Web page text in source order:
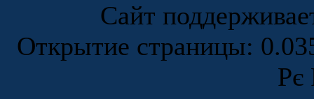
Сайт
Открытие страницы:
Рє